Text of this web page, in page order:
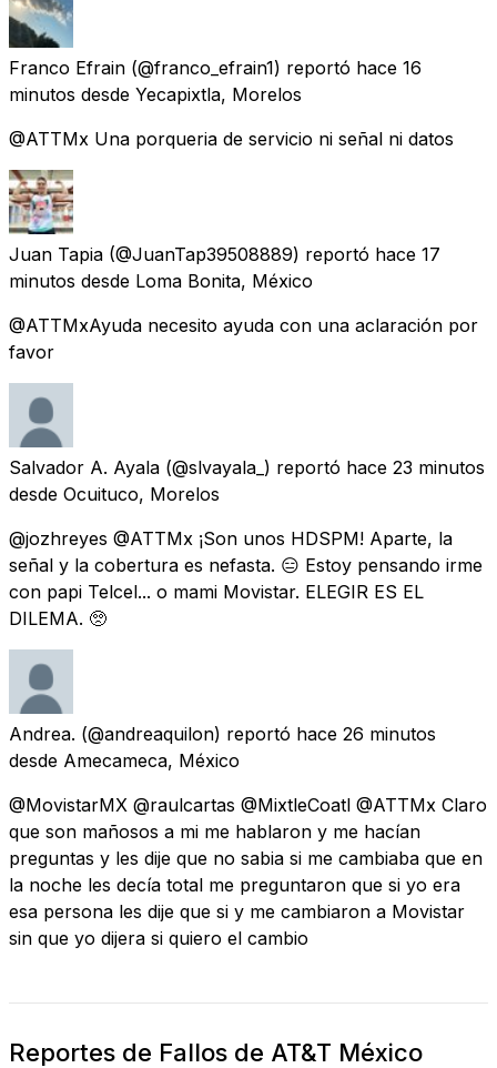
Franco Efrain (@franco_efrain1) reportó hace 16
minutos desde Yecapixtla, Morelos
@ATTMx Una porqueria de servicio ni señal ni datos
Juan Tapia (@JuanTap39508889) reportó hace 17
minutos desde Loma Bonita, México
@ATTMxAyuda necesito ayuda con una aclaración por
favor
Salvador A. Ayala (@slvayala_) reportó hace 23 minutos
desde Ocuituco, Morelos
@jozhreyes @ATTMx ¡Son unos HDSPM! Aparte, la
señal y la cobertura es nefasta. 😑 Estoy pensando irme
con papi Telcel... o mami Movistar. ELEGIR ES EL
DILEMA. 🥺
Andrea. (@andreaquilon) reportó hace 26 minutos
desde Amecameca, México
@MovistarMX @raulcartas @MixtleCoatl @ATTMx Claro
que son mañosos a mi me hablaron y me hacían
preguntas y les dije que no sabia si me cambiaba que en
la noche les decía total me preguntaron que si yo era
esa persona les dije que si y me cambiaron a Movistar
sin que yo dijera si quiero el cambio
Reportes de Fallos de AT&T México